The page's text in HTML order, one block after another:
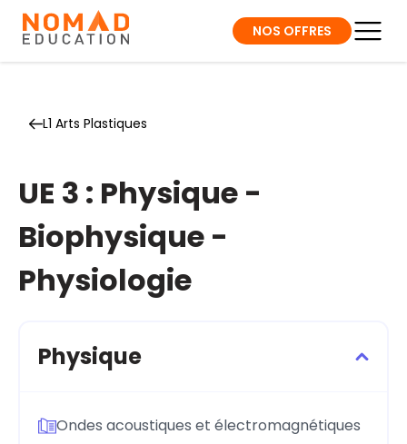
NOS OFFRES
L1 Arts Plastiques
UE 3 : Physique -
Biophysique -
Physiologie
Physique
Ondes acoustiques et électromagnétiques